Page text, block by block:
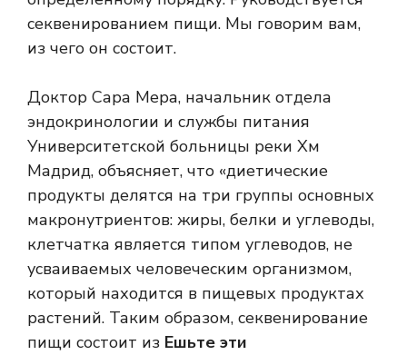
секвенированием пищи. Мы говорим вам,
из чего он состоит.
Доктор Сара Мера, начальник отдела
эндокринологии и службы питания
Университетской больницы реки Хм
Мадрид, объясняет, что «диетические
продукты делятся на три группы основных
макронутриентов: жиры, белки и углеводы,
клетчатка является типом углеводов, не
усваиваемых человеческим организмом,
который находится в пищевых продуктах
растений. Таким образом, секвенирование
пищи состоит из Ешьте эти